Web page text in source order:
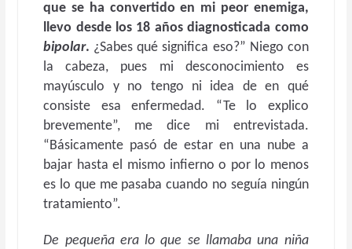
que se ha convertido en mi peor enemiga,
llevo desde los 18 años diagnosticada como
bipolar. ¿Sabes qué significa eso?” Niego con
la cabeza, pues mi desconocimiento es
mayúsculo y no tengo ni idea de en qué
consiste esa enfermedad. “Te lo explico
brevemente”, me dice mi entrevistada.
“Básicamente pasó de estar en una nube a
bajar hasta el mismo infierno o por lo menos
es lo que me pasaba cuando no seguía ningún
tratamiento”.
De pequeña era lo que se llamaba una niña